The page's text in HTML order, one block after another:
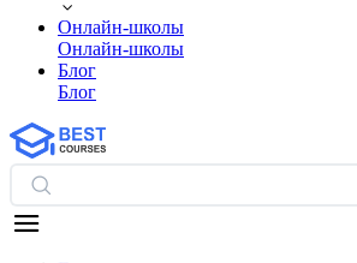
Онлайн-школы
Онлайн-школы
Блог
Блог